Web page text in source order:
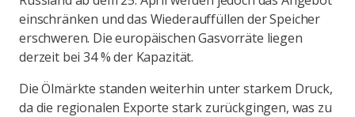
einschränken und das Wiederauffüllen der Speicher
erschweren. Die europäischen Gasvorräte liegen
derzeit bei 34 % der Kapazität.
Die Ölmärkte standen weiterhin unter starkem Druck,
da die regionalen Exporte stark zurückgingen, was zu